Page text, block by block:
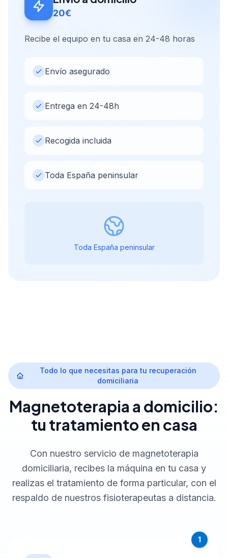
20€
Recibe el equipo en tu casa en 24-48 horas
Envío asegurado
Entrega en 24-48h
Recogida incluida
Toda España peninsular
Toda España peninsular
Todo lo que necesitas para tu recuperación
domiciliaria
Magnetoterapia a domicilio:
tu tratamiento en casa
Con nuestro servicio de magnetoterapia
domiciliaria, recibes la máquina en tu casa y
realizas el tratamiento de forma particular, con el
respaldo de nuestros fisioterapeutas a distancia.
1